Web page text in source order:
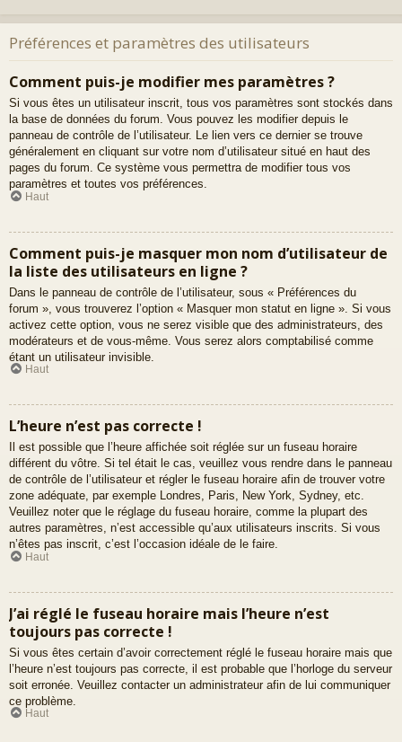
Préférences et paramètres des utilisateurs
Comment puis-je modifier mes paramètres ?
Si vous êtes un utilisateur inscrit, tous vos paramètres sont stockés dans
la base de données du forum. Vous pouvez les modifier depuis le
panneau de contrôle de l’utilisateur. Le lien vers ce dernier se trouve
généralement en cliquant sur votre nom d’utilisateur situé en haut des
pages du forum. Ce système vous permettra de modifier tous vos
paramètres et toutes vos préférences.
Haut
Comment puis-je masquer mon nom d’utilisateur de
la liste des utilisateurs en ligne ?
Dans le panneau de contrôle de l’utilisateur, sous « Préférences du
forum », vous trouverez l’option « Masquer mon statut en ligne ». Si vous
activez cette option, vous ne serez visible que des administrateurs, des
modérateurs et de vous-même. Vous serez alors comptabilisé comme
étant un utilisateur invisible.
Haut
L’heure n’est pas correcte !
Il est possible que l’heure affichée soit réglée sur un fuseau horaire
différent du vôtre. Si tel était le cas, veuillez vous rendre dans le panneau
de contrôle de l’utilisateur et régler le fuseau horaire afin de trouver votre
zone adéquate, par exemple Londres, Paris, New York, Sydney, etc.
Veuillez noter que le réglage du fuseau horaire, comme la plupart des
autres paramètres, n’est accessible qu’aux utilisateurs inscrits. Si vous
n’êtes pas inscrit, c’est l’occasion idéale de le faire.
Haut
J’ai réglé le fuseau horaire mais l’heure n’est
toujours pas correcte !
Si vous êtes certain d’avoir correctement réglé le fuseau horaire mais que
l’heure n’est toujours pas correcte, il est probable que l’horloge du serveur
soit erronée. Veuillez contacter un administrateur afin de lui communiquer
ce problème.
Haut